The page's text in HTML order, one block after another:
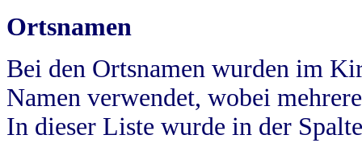
Ortsnamen
Bei den Ortsnamen wurden im
Namen verwendet, wobei
In dieser Liste wurde in der